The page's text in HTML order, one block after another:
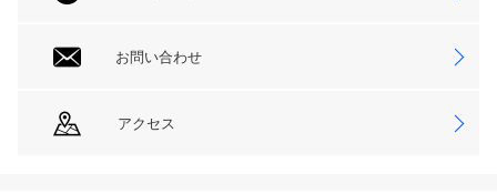
お問い合わせ
アクセス